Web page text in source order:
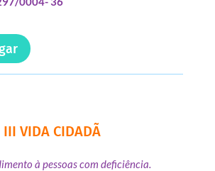
VIDA CIDADÃ
à pessoas com deficiência.